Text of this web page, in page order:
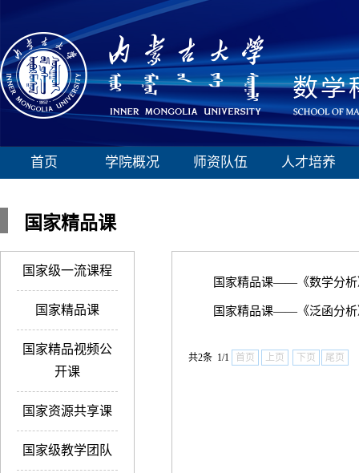
首页 学院概况 师资队伍 人才培养
国家精品课
国家级一流课程
国家精品课
国家精品视频公
开课
国家资源共享课
国家级教学团队
国家精品课——《数学分析
国家精品课——《泛函分析
共2条 1/1 首页 上页 下页 尾页